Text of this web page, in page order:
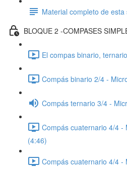
Material completo de esta
BLOQUE 2 -COMPASES
El compas binario,
Compás binario 2/4 -
Compás ternario 3/4 -
Compás cuaternario 4/4 -
(4:46)
Compás cuaternario 4/4 -